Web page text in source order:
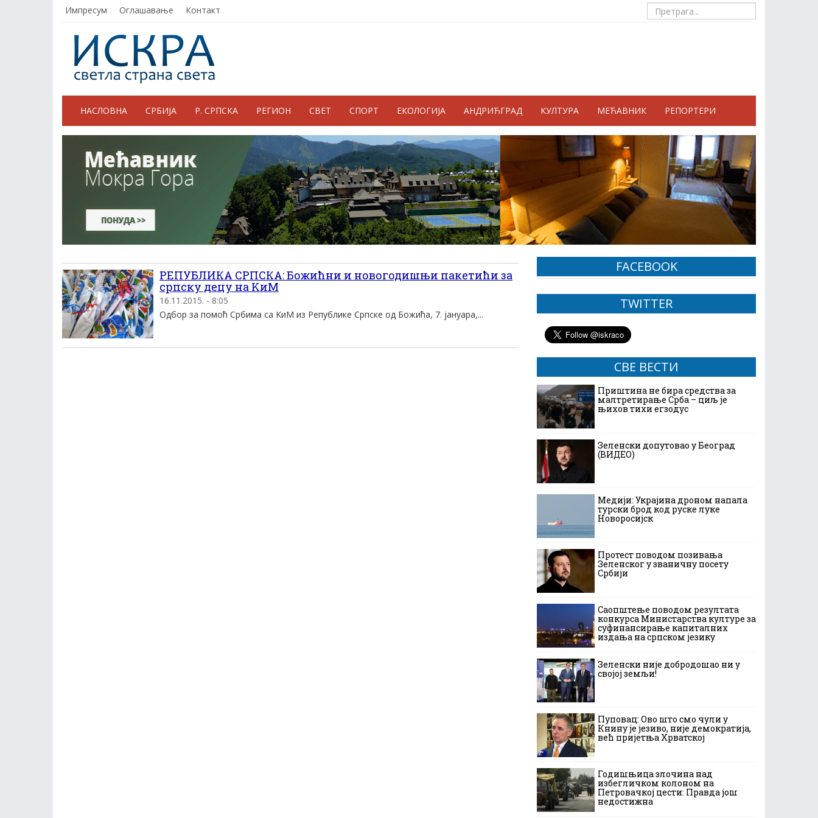
Импресум Оглашавање Контакт
НАСЛОВНА СРБИЈА Р. СРПСКА РЕГИОН СВЕТ СПОРТ ЕКОЛОГИЈА АНДРИЋГРАД КУЛТУРА МЕЋАВНИК РЕПОРТЕРИ
РЕПУБЛИКА СРПСКА: Божићни и новогодишњи пакетићи за
српску децу на KиM
16.11.2015. - 8:05
Oдбор за помоћ Србима са KиM из Републике Српске од Божића, 7. jануара,...
FACEBOOK
TWITTER
СВЕ ВЕСТИ
Приштина не бира средства за
малтретирање Срба – циљ је
њихов тихи егзодус
Зеленски допутовао у Београд
(ВИДЕО)
Медији: Украјина дроном напала
турски брод код руске луке
Новоросијск
Протест поводом позивања
Зеленског у званичну посету
Србији
Саопштење поводом резултата
конкурса Министарства културе за
суфинансирање капиталних
издања на српском језику
Зеленски није добродошао ни у
својој земљи!
Пуповац: Ово што смо чули у
Книну је језиво, није демократија,
већ пријетња Хрватској
Годишњица злочина над
избегличком колоном на
Петровачкој цести: Правда још
недостижна